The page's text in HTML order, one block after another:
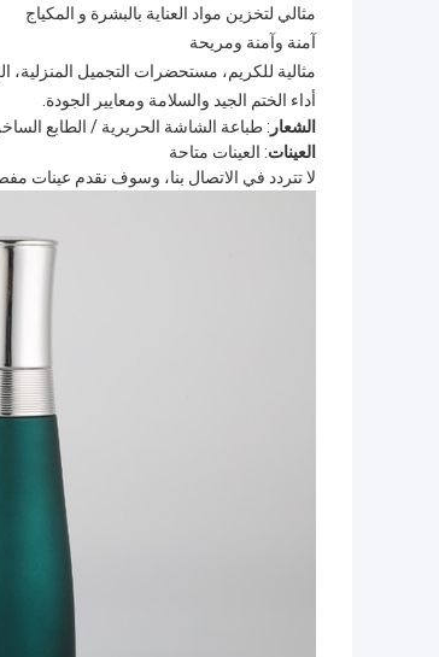
مثالي لتخزين مواد العناية بالبشرة و المكياج
آمنة وآمنة ومريحة
مثالية للكريم، مستحضرات التجميل
أداء الختم الجيد والسلامة ومعايير الجودة.
الشعار : طباعة الشاشة الحريرية / الطابع
العينات: العينات متاحة
لا تتردد في الاتصال بنا، وسوف نقدم عينات